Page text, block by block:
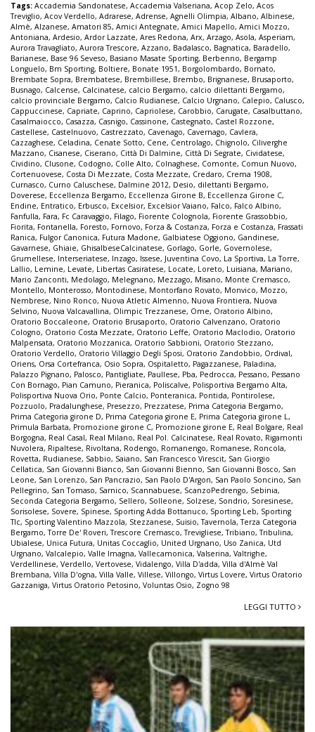
Tags: Accademia Sandonatese, Accademia Valseriana, Acop Zelo, Acos
Treviglio, Acov Verdello, Adrarese, Adrense, Agnelli Olimpia, Albano, Albinese,
Almè, Alzanese, Amatori 85, Amici Antegnate, Amici Mapello, Amici Mozzo,
Antoniana, Ardesio, Ardor Lazzate, Ares Redona, Arx, Arzago, Asola, Asperiam,
Aurora Travagliato, Aurora Trescore, Azzano, Badalasco, Bagnatica, Baradello,
Barianese, Base 96 Seveso, Basiano Masate Sporting, Berbenno, Bergamp
Longuelo, Bm Sporting, Boltiere, Bonate 1951, Borgolombardo, Bornato,
Brembate Sopra, Brembatese, Brembillese, Brembo, Brignanese, Brusaporto,
Busnago, Calcense, Calcinatese, calcio Bergamo, calcio dilettanti Bergamo,
calcio provinciale Bergamo, Calcio Rudianese, Calcio Urgnano, Calepio, Calusco,
Cappuccinese, Capriate, Caprino, Capriolese, Carobbio, Carugate, Casalbuttano,
Casalmaiocco, Casazza, Casnigo, Cassinone, Castegnato, Castel Rozzone,
Castellese, Castelnuovo, Castrezzato, Cavenago, Cavernago, Cavlera,
Cazzaghese, Celadina, Cenate Sotto, Cene, Centrolago, Chignolo, Ciliverghe
Mazzano, Cisanese, Ciserano, Città Di Dalmine, Città Di Segrate, Cividatese,
Cividino, Clusone, Codogno, Colle Alto, Colnaghese, Comonte, Comun Nuovo,
Cortenuovese, Costa Di Mezzate, Costa Mezzate, Credaro, Crema 1908,
Curnasco, Curno Caluschese, Dalmine 2012, Desio, dilettanti Bergamo,
Doverese, Eccellenza Bergamo, Eccellenza Girone B, Eccellenza Girone C,
Endine, Entratico, Erbusco, Excelsior, Excelsior Vaiano, Falco, Falco Albino,
Fanfulla, Fara, Fc Caravaggio, Filago, Fiorente Colognola, Fiorente Grassobbio,
Fiorita, Fontanella, Foresto, Fornovo, Forza & Costanza, Forza e Costanza, Frassati
Ranica, Fulgor Canonica, Futura Madone, Galbiatese Oggiono, Gandinese,
Gavarnese, Ghiaie, GhisalbeseCalcinatese, Gorlago, Gorle, Governolese,
Grumellese, Interseriatese, Inzago, Issese, Juventina Covo, La Sportiva, La Torre,
Lallio, Lemine, Levate, Libertas Casiratese, Locate, Loreto, Luisiana, Mariano,
Mario Zanconti, Medolago, Melegnano, Mezzago, Misano, Monte Cremasco,
Montello, Monterosso, Montodinese, Montorfano Rovato, Monvico, Mozzo,
Nembrese, Nino Ronco, Nuova Atletic Almenno, Nuova Frontiera, Nuova
Selvino, Nuova Valcavallina, Olimpic Trezzanese, Ome, Oratorio Albino,
Oratorio Boccaleone, Oratorio Brusaporto, Oratorio Calvenzano, Oratorio
Cologno, Oratorio Costa Mezzate, Oratorio Leffe, Oratorio Maclodio, Oratorio
Malpensata, Oratorio Mozzanica, Oratorio Sabbioni, Oratorio Stezzano,
Oratorio Verdello, Oratorio Villaggio Degli Sposi, Oratorio Zandobbio, Ordival,
Oriens, Orsa Cortefranca, Osio Sopra, Ospitaletto, Pagazzanese, Paladina,
Palazzo Pignano, Palosco, Pantigliate, Paullese, Pba, Pedrocca, Pessano, Pessano
Con Bornago, Pian Camuno, Pieranica, Poliscalve, Polisportiva Bergamo Alta,
Polisportiva Nuova Orio, Ponte Calcio, Ponteranica, Pontida, Pontirolese,
Pozzuolo, Pradalunghese, Presezzo, Prezzatese, Prima Categoria Bergamo,
Prima Categoria girone D, Prima Categoria girone E, Prima Categoria girone L,
Primula Barbata, Promozione girone C, Promozione girone E, Real Bolgare, Real
Borgogna, Real Casal, Real Milano, Real Pol. Calcinatese, Real Rovato, Rigamonti
Nuvolera, Ripaltese, Rivoltana, Rodengo, Romanengo, Romanese, Roncola,
Rovetta, Rudianese, Sabbio, Saiano, San Francesco Virescit, San Giorgio
Cellatica, San Giovanni Bianco, San Giovanni Bienno, San Giovanni Bosco, San
Leone, San Lorenzo, San Pancrazio, San Paolo D'Argon, San Paolo Soncino, San
Pellegrino, San Tomaso, Sarnico, Scannabuese, ScanzoPedrengo, Sebinia,
Seconda Categoria Bergamo, Sellero, Solleone, Solzese, Sondrio, Soresinese,
Sorisolese, Sovere, Spinese, Sporting Adda Bottanuco, Sporting Leb, Sporting
Tlc, Sporting Valentino Mazzola, Stezzanese, Suisio,Tavernola,Terza Categoria
Bergamo,Torre De' Roveri,Trescore Cremasco,Trevigliese,Tribiano,Tribulina,
Ubialese, Unica Futura, Unitas Coccaglio, United Urgnano, Uso Zanica, Utd
Urgnano, Valcalepio, Valle Imagna, Vallecamonica, Valserina, Valtrighe,
Verdellinese, Verdello, Vertovese, Vidalengo, Villa D'adda, Villa d'Almè Val
Brembana, Villa D'ogna, Villa Valle, Villese, Villongo, Virtus Lovere, Virtus Oratorio
Gazzaniga, Virtus Oratorio Petosino, Voluntas Osio, Zogno 98
LEGGI TUTTO